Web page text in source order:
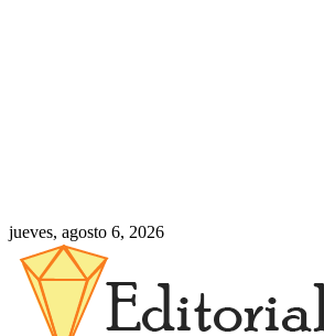
jueves, agosto 6, 2026